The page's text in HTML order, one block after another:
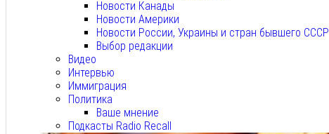
Новости Канады
Новости Америки
Новости России, Украины и стран бывшего СССР
Выбор редакции
Видео
Интервью
Иммиграция
Политика
Ваше мнение
Подкасты Radio Recall